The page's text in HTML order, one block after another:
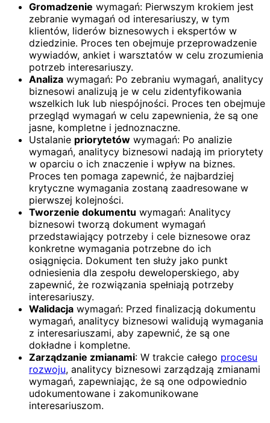
Gromadzenie wymagań: Pierwszym krokiem jest
zebranie wymagań od interesariuszy, w tym
klientów, liderów biznesowych i ekspertów w
dziedzinie. Proces ten obejmuje przeprowadzenie
wywiadów, ankiet i warsztatów w celu zrozumienia
potrzeb interesariuszy.
Analiza wymagań: Po zebraniu wymagań, analitycy
biznesowi analizują je w celu zidentyfikowania
wszelkich luk lub niespójności. Proces ten obejmuje
przegląd wymagań w celu zapewnienia, że są one
jasne, kompletne i jednoznaczne.
Ustalanie priorytetów wymagań: Po analizie
wymagań, analitycy biznesowi nadają im priorytety
w oparciu o ich znaczenie i wpływ na biznes.
Proces ten pomaga zapewnić, że najbardziej
krytyczne wymagania zostaną zaadresowane w
pierwszej kolejności.
Tworzenie dokumentu wymagań: Analitycy
biznesowi tworzą dokument wymagań
przedstawiający potrzeby i cele biznesowe oraz
konkretne wymagania potrzebne do ich
osiągnięcia. Dokument ten służy jako punkt
odniesienia dla zespołu deweloperskiego, aby
zapewnić, że rozwiązania spełniają potrzeby
interesariuszy.
Walidacja wymagań: Przed finalizacją dokumentu
wymagań, analitycy biznesowi walidują wymagania
z interesariuszami, aby zapewnić, że są one
dokładne i kompletne.
Zarządzanie zmianami: W trakcie całego procesu
rozwoju, analitycy biznesowi zarządzają zmianami
wymagań, zapewniając, że są one odpowiednio
udokumentowane i zakomunikowane
interesariuszom.